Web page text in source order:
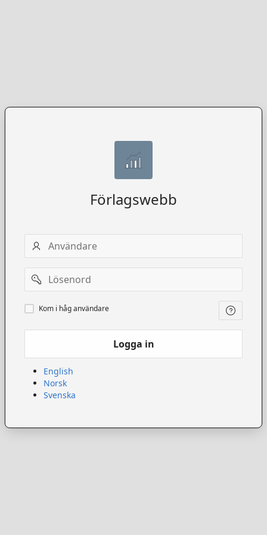
Förlagswebb
Användarnamn
Lösenord
Kom
ihåg
Kom i håg användare
Logga in
English
Norsk
Svenska